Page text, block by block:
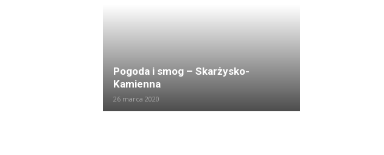
Pogoda i smog – Skarżysko-
Kamienna
26 marca 2020